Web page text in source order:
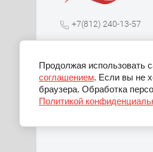
+7(812) 240-13-57
ИНН: 7805828368
ОГРН: 1267800008618
Продолжая использовать
соглашением. Если вы не
браузера. Обработка
Политикой